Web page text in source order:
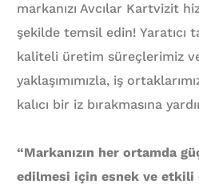
markanızı Avcılar Kartvizit
şekilde temsil edin! Yaratıcı
kaliteli üretim süreçlerimiz
yaklaşımımızla, iş
kalıcı bir iz bırakmasına
“Markanızın her ortamda
edilmesi için esnek ve etkili